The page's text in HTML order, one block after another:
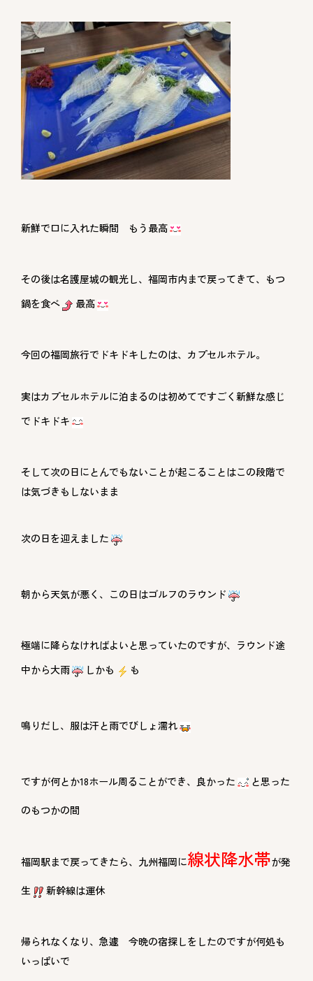
新鮮で口に入れた瞬間 もう最高
その後は名護屋城の観光し、福岡市内まで戻ってきて、もつ
鍋を食べ
最高
今回の福岡旅行でドキドキしたのは、カプセルホテル。
実はカプセルホテルに泊まるのは初めてですごく新鮮な感じ
でドキドキ
そして次の日にとんでもないことが起こることはこの段階で
は気づきもしないまま
次の日を迎えました
朝から天気が悪く、この日はゴルフのラウンド
極端に降らなければよいと思っていたのですが、ラウンド途
中から大雨
しかも も
鳴りだし、服は汗と雨でびしょ濡れ
ですが何とか18ホール周ることができ、良かった と思った
のもつかの間
福岡駅まで戻ってきたら、九州福岡に線状降水帯が発
生 新幹線は運休
帰られなくなり、急遽 今晩の宿探しをしたのですが何処も
いっぱいで